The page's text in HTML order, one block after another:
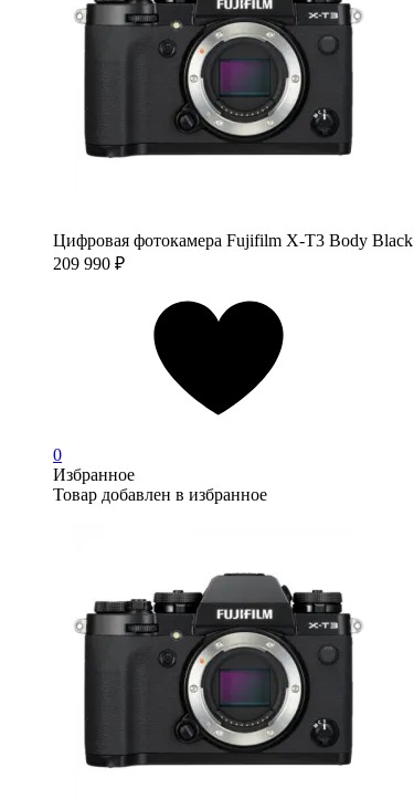
Цифровая фотокамера Fujifilm X-T3 Body Black
209 990 ₽
0
Избранное
Товар добавлен в избранное